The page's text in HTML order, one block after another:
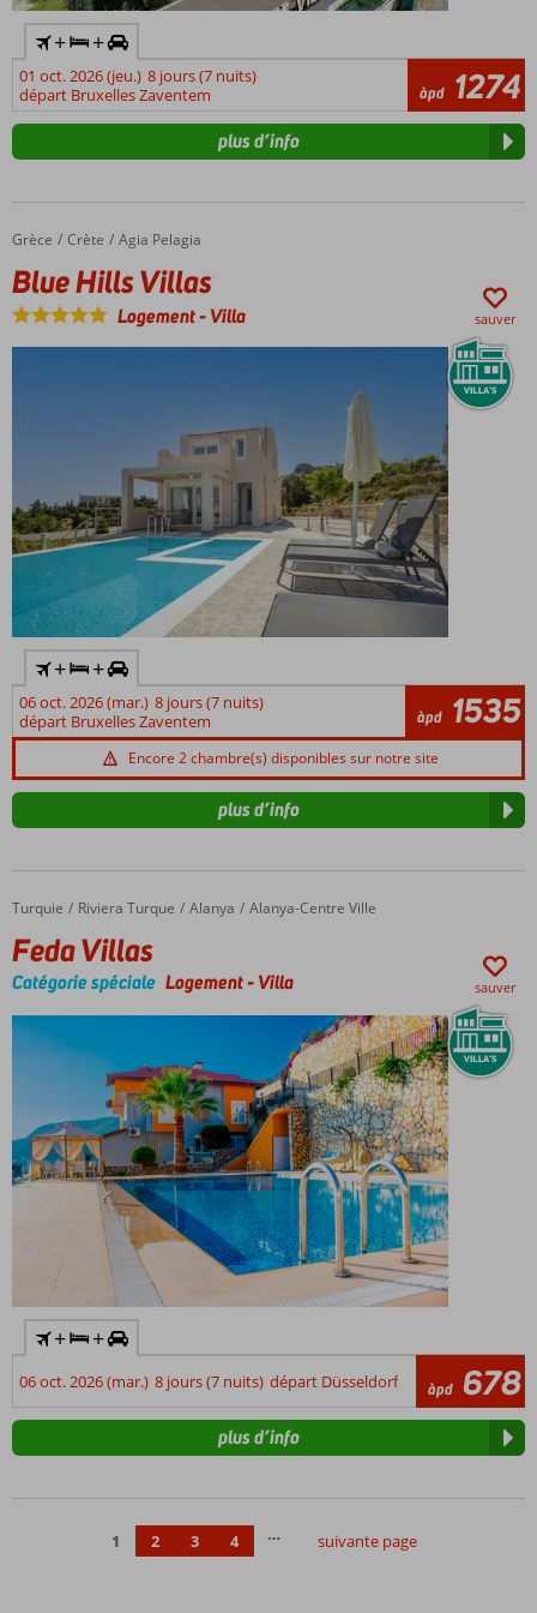
+ +
01 oct. 2026 (jeu.) 8 jours (7 nuits)
départ Bruxelles Zaventem
àpd 1274
plus d’info
Accueil
Grèce Crète Agia Pelagia
Blue Hills Villas
Blue Hills Villas
Logement-Villa sauver
+ +
06 oct. 2026 (mar.) 8 jours (7 nuits)
départ Bruxelles Zaventem
àpd 1535
Encore 2 chambre(s) disponibles sur notre site
plus d’info
Accueil
Turquie Riviera Turque Alanya Alanya-Centre Ville
Feda Villas
Feda Villas
Catégorie spéciale Logement-Villa sauver
+ +
06 oct. 2026 (mar.) 8 jours (7 nuits) départ Düsseldorf àpd 678
plus d’info
1 2 3 4 … suivante page